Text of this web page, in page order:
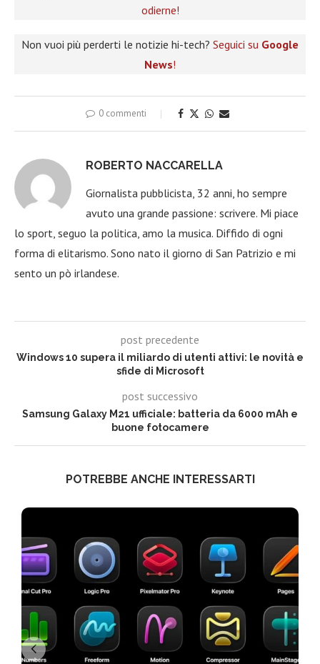
odierne!
Non vuoi più perderti le notizie hi-tech? Seguici su Google
News!
0 commenti
ROBERTO NACCARELLA
Giornalista pubblicista, 32 anni, ho sempre
avuto una grande passione: scrivere. Mi piace
lo sport, seguo la politica, amo la musica. Diffido di ogni
forma di elitarismo. Sono nato il giorno di San Patrizio e mi
sento un pò irlandese.
post precedente
Windows 10 supera il miliardo di utenti attivi: le novità e
sfide di Microsoft
post successivo
Samsung Galaxy M21 ufficiale: batteria da 6000 mAh e
buone fotocamere
POTREBBE ANCHE INTERESSARTI